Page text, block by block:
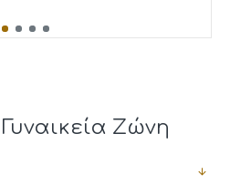
Γυναικεία Ζώνη